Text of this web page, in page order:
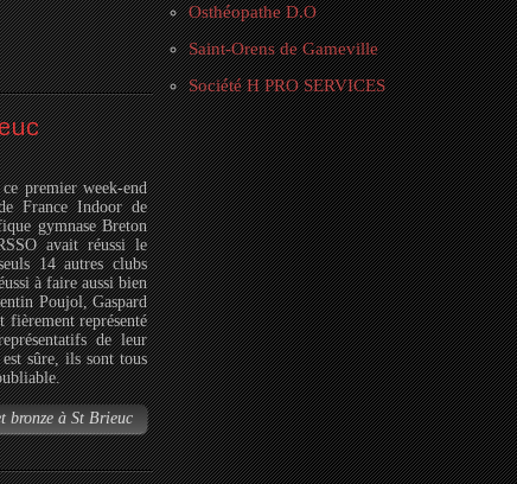
Osthéopathe D.O
Saint-Orens de Gameville
Société H PRO SERVICES
premier week-end
France Indoor de
gymnase Breton
avait réussi le
14 autres clubs
à faire aussi bien
Poujol, Gaspard
fièrement représenté
de leur
sûre, ils sont tous
bronze à St Brieuc